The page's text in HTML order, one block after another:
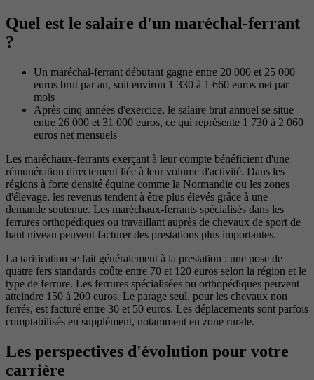
Quel est le salaire d'un maréchal-ferrant
?
Un maréchal-ferrant débutant gagne entre 20 000 et 25 000
euros brut par an, soit environ 1 330 à 1 660 euros net par
mois
Après cinq années d'exercice, le salaire brut annuel se situe
entre 26 000 et 31 000 euros, ce qui représente 1 730 à 2 060
euros net mensuels
Les maréchaux-ferrants exerçant à leur compte bénéficient d'une
rémunération directement liée à leur volume d'activité. Dans les
régions à forte densité équine comme la Normandie ou les zones
d'élevage, les revenus tendent à être plus élevés grâce à une
demande soutenue. Les maréchaux-ferrants spécialisés dans les
ferrures orthopédiques ou travaillant auprès de chevaux de sport de
haut niveau peuvent facturer des prestations plus importantes.
La tarification se fait généralement à la prestation : une pose de
quatre fers standards coûte entre 70 et 120 euros selon la région et le
type de ferrure. Les ferrures spécialisées ou orthopédiques peuvent
atteindre 150 à 200 euros. Le parage seul, pour les chevaux non
ferrés, est facturé entre 30 et 50 euros. Les déplacements sont parfois
comptabilisés en supplément, notamment en zone rurale.
Les perspectives d'évolution pour votre
carrière